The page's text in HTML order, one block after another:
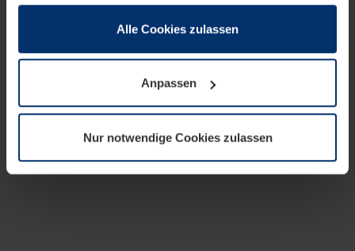
sie im Rahmen Ihrer Nutzung der Dienste gesammelt
wenn diese für den Betrieb dieser Seite unbedingt
notwendig sind. Für alle anderen Cookie-Typen benötigen
wir Ihre Erlaubnis. Ihre Einwilligung können Sie jederzeit
Datenschutzerklärungunserer Website ändern oder
widerrufen.
Alle Cookies zulassen
Anpassen
Nur notwendige Cookies zulassen